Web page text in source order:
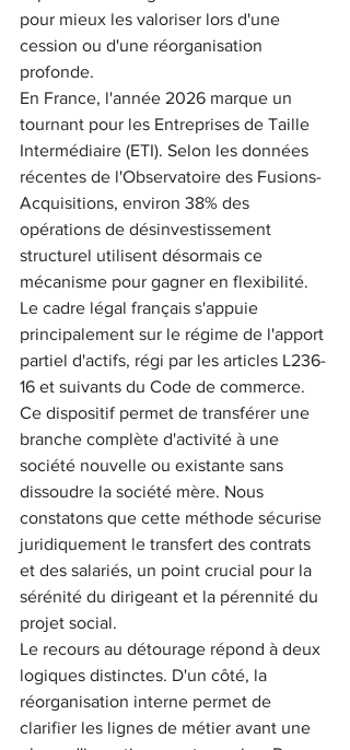
pour mieux les valoriser lors d'une
cession ou d'une réorganisation
profonde.
En France, l'année 2026 marque un
tournant pour les Entreprises de Taille
Intermédiaire (ETI). Selon les données
récentes de l'Observatoire des Fusions-
Acquisitions, environ 38% des
opérations de désinvestissement
structurel utilisent désormais ce
mécanisme pour gagner en flexibilité.
Le cadre légal français s'appuie
principalement sur le régime de l'apport
partiel d'actifs, régi par les articles L236-
16 et suivants du Code de commerce.
Ce dispositif permet de transférer une
branche complète d'activité à une
société nouvelle ou existante sans
dissoudre la société mère. Nous
constatons que cette méthode sécurise
juridiquement le transfert des contrats
et des salariés, un point crucial pour la
sérénité du dirigeant et la pérennité du
projet social.
Le recours au détourage répond à deux
logiques distinctes. D'un côté, la
réorganisation interne permet de
clarifier les lignes de métier avant une